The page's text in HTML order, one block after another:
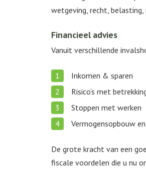
wetgeving, recht,
Financieel advies
Vanuit verschillende
Inkomen & sparen
Risico’s met
Stoppen met werken
Vermogensopbouw
De grote kracht van een
fiscale voordelen die u nu